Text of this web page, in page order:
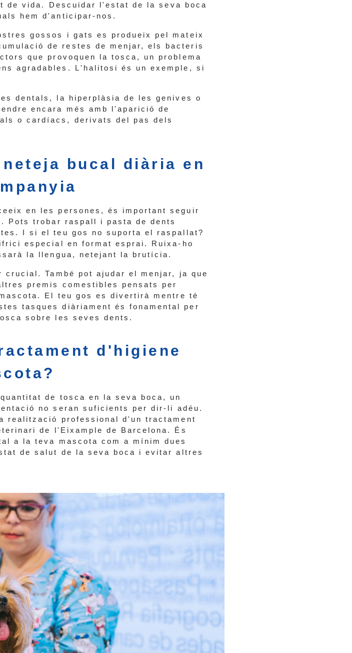
vida. Descuidar l'estat de la seva boca
hem d'anticipar-nos.
gossos i gats es produeix pel mateix
de restes de menjar, els bacteris
que provoquen la tosca, un problema
agradables. L'halitosi és un exemple, si
dentals, la hiperplàsia de les genives o
encara més amb l'aparició de
o cardíacs, derivats del pas dels
bucal diària en
en les persones, és important seguir
Pots trobar raspall i pasta de dents
I si el teu gos no suporta el raspallat?
especial en format esprai. Ruixa-ho
la llengua, netejant la brutícia.
També pot ajudar el menjar, ja que
premis comestibles pensats per
El teu gos es divertirà mentre té
tasques diàriament és fonamental per
sobre les seves dents.
d'higiene
de tosca en la seva boca, un
no seran suficients per dir-li adéu.
realització professional d'un tractament
de l'Eixample de Barcelona. És
a la teva mascota com a mínim dues
de salut de la seva boca i evitar altres